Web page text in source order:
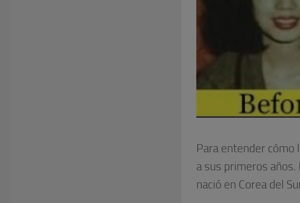
Para entender cómo
a sus primeros años.
nació en Corea del